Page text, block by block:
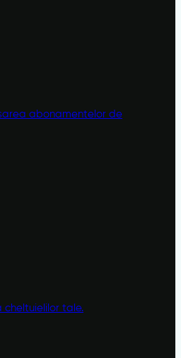
abonamentelor de
cheltuielilor tale.